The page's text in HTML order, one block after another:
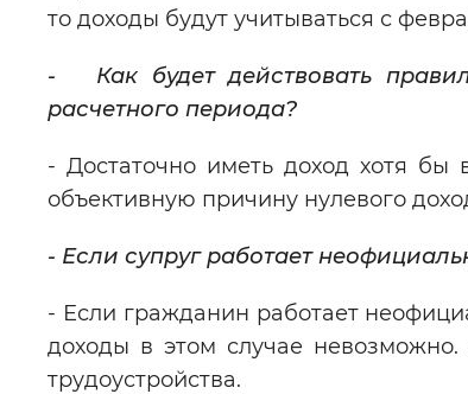
то доходы будут учитываться с
- Как будет действовать
расчетного периода?
- Достаточно иметь доход хотя бы
объективную причину нулевого
- Если супруг работает
- Если гражданин работает
доходы в этом случае
трудоустройства.